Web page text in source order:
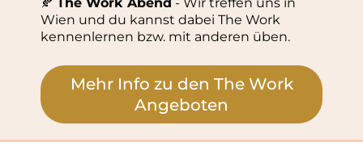
Wien und du kannst dabei The Work
kennenlernen bzw. mit anderen üben.
Mehr Info zu den The Work
Angeboten